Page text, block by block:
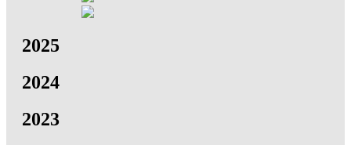
2025
2024
2023